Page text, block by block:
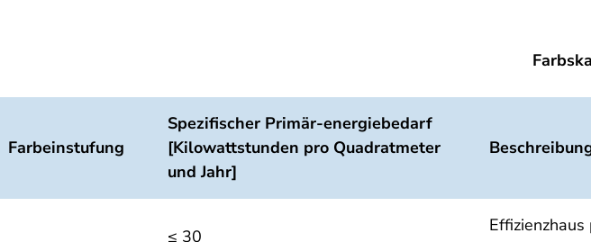
Farbeinstufung
Spezifischer Primär-energiebedarf
[Kilowattstunden pro Quadratmeter
und Jahr]
≤ 30